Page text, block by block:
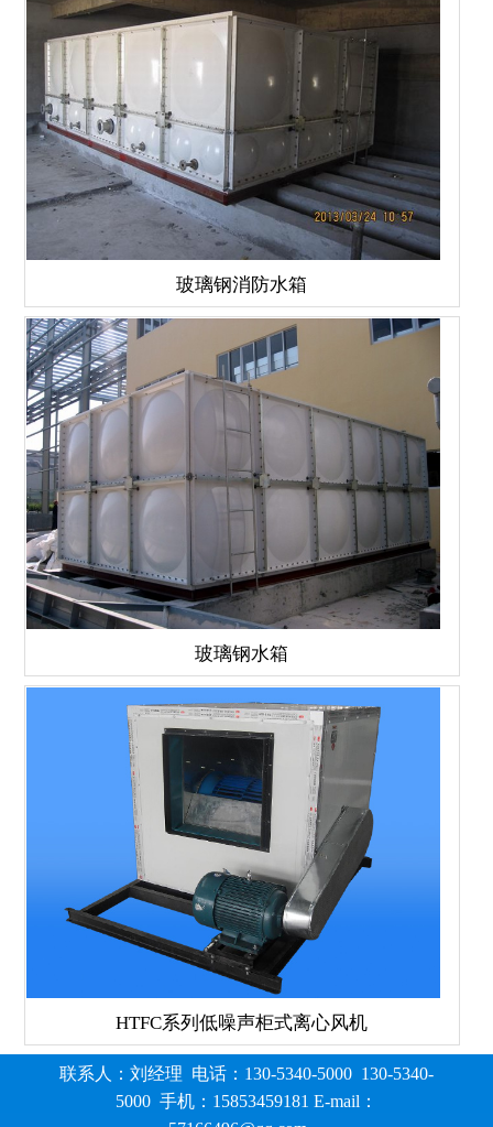
玻璃钢消防水箱
玻璃钢水箱
HTFC系列低噪声柜式离心风机
联系人：刘经理 电话：130-5340-5000 130-5340-
5000 手机：15853459181 E-mail：